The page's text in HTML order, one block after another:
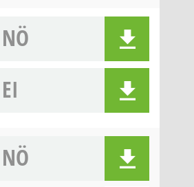
NÖ
EI
NÖ